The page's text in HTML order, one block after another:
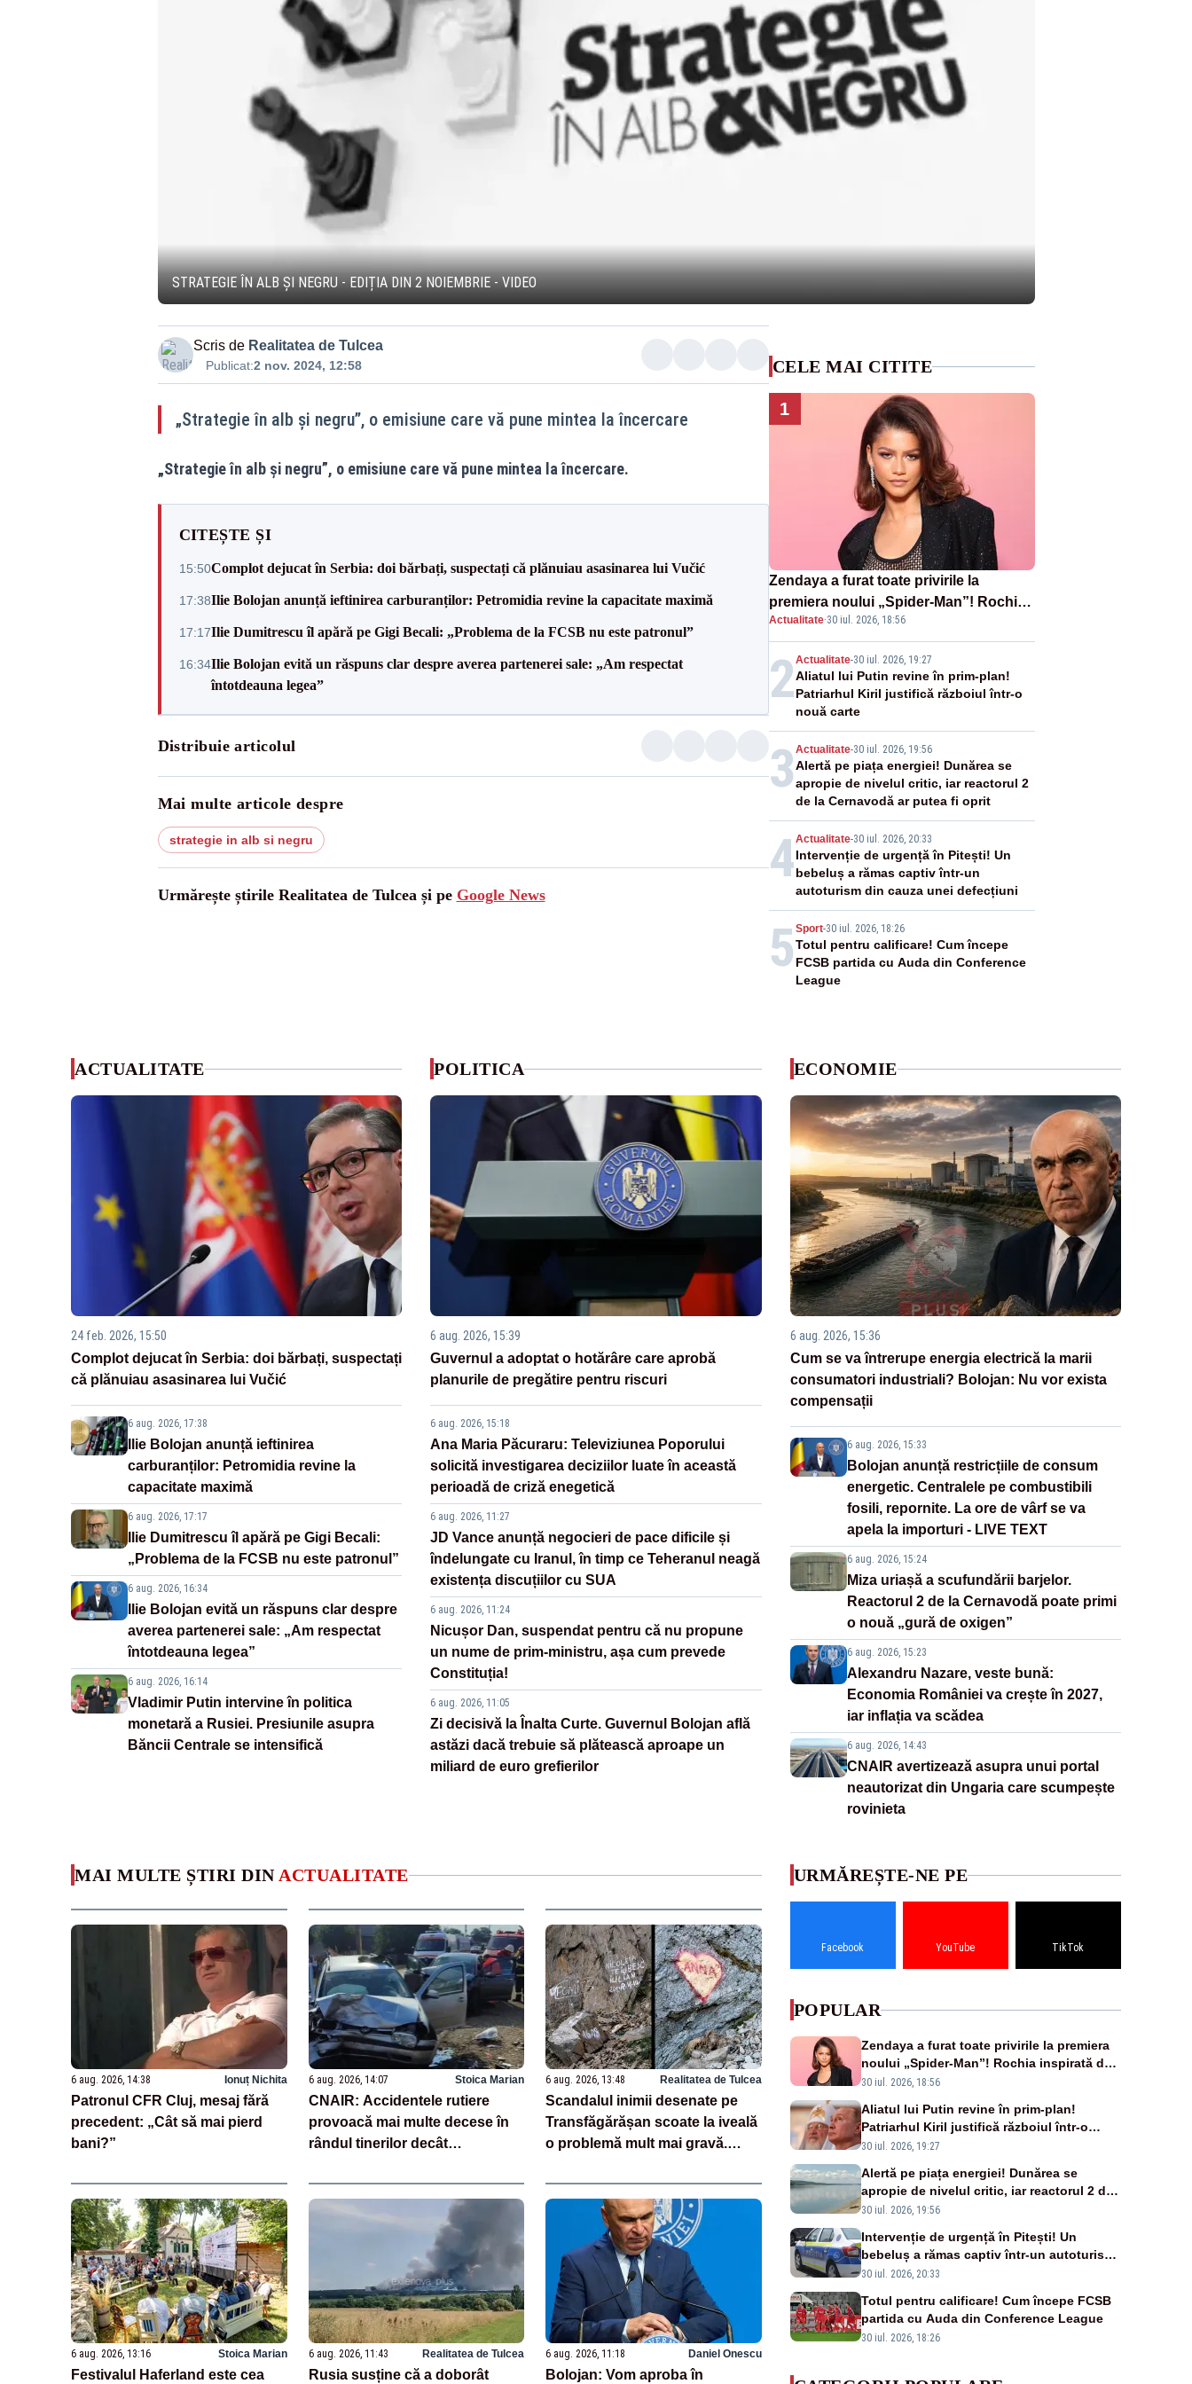
STRATEGIE ÎN ALB ȘI NEGRU - EDIȚIA DIN 2 NOIEMBRIE - VIDEO
Scris de Realitatea de Tulcea
Publicat:2 nov. 2024, 12:58
„Strategie în alb și negru”, o emisiune care vă pune mintea la încercare
„Strategie în alb și negru”, o emisiune care vă pune mintea la încercare.
CITEȘTE ȘI
15:50Complot dejucat în Serbia: doi bărbați, suspectați că plănuiau asasinarea lui Vučić
17:38Ilie Bolojan anunță ieftinirea carburanților: Petromidia revine la capacitate maximă
17:17Ilie Dumitrescu îl apără pe Gigi Becali: „Problema de la FCSB nu este patronul”
16:34Ilie Bolojan evită un răspuns clar despre averea partenerei sale: „Am respectat
întotdeauna legea”
Distribuie articolul
Mai multe articole despre
strategie in alb si negru
Urmărește știrile Realitatea de Tulcea și pe Google News
CELE MAI CITITE
1
Zendaya a furat toate privirile la
premiera noului „Spider-Man”! Rochia
inspirată de pânza de păianjen a făcut
senzație
Actualitate·30 iul. 2026, 18:56
2Actualitate-30 iul. 2026, 19:27
Aliatul lui Putin revine în prim-plan!
Patriarhul Kiril justifică războiul într-o
nouă carte
3 Actualitate-30 iul. 2026, 19:56
Alertă pe piața energiei! Dunărea se
apropie de nivelul critic, iar reactorul 2
de la Cernavodă ar putea fi oprit
4Actualitate-30 iul. 2026, 20:33
Intervenție de urgență în Pitești! Un
bebeluș a rămas captiv într-un
autoturism din cauza unei defecțiuni
5 Sport-30 iul. 2026, 18:26
Totul pentru calificare! Cum începe
FCSB partida cu Auda din Conference
League
ACTUALITATE
24 feb. 2026, 15:50
Complot dejucat în Serbia: doi bărbați, suspectați
că plănuiau asasinarea lui Vučić
6 aug. 2026, 17:38
Ilie Bolojan anunță ieftinirea
carburanților: Petromidia revine la
capacitate maximă
6 aug. 2026, 17:17
Ilie Dumitrescu îl apără pe Gigi Becali:
„Problema de la FCSB nu este patronul”
6 aug. 2026, 16:34
Ilie Bolojan evită un răspuns clar despre
averea partenerei sale: „Am respectat
întotdeauna legea”
6 aug. 2026, 16:14
Vladimir Putin intervine în politica
monetară a Rusiei. Presiunile asupra
Băncii Centrale se intensifică
POLITICA
6 aug. 2026, 15:39
Guvernul a adoptat o hotărâre care aprobă
planurile de pregătire pentru riscuri
6 aug. 2026, 15:18
Ana Maria Păcuraru: Televiziunea Poporului
solicită investigarea deciziilor luate în această
perioadă de criză enegetică
6 aug. 2026, 11:27
JD Vance anunță negocieri de pace dificile și
îndelungate cu Iranul, în timp ce Teheranul neagă
existența discuțiilor cu SUA
6 aug. 2026, 11:24
Nicușor Dan, suspendat pentru că nu propune
un nume de prim-ministru, așa cum prevede
Constituția!
6 aug. 2026, 11:05
Zi decisivă la Înalta Curte. Guvernul Bolojan află
astăzi dacă trebuie să plătească aproape un
miliard de euro grefierilor
ECONOMIE
6 aug. 2026, 15:36
Cum se va întrerupe energia electrică la marii
consumatori industriali? Bolojan: Nu vor exista
compensații
6 aug. 2026, 15:33
Bolojan anunță restricțiile de consum
energetic. Centralele pe combustibili
fosili, repornite. La ore de vârf se va
apela la importuri - LIVE TEXT
6 aug. 2026, 15:24
Miza uriașă a scufundării barjelor.
Reactorul 2 de la Cernavodă poate primi
o nouă „gură de oxigen”
6 aug. 2026, 15:23
Alexandru Nazare, veste bună:
Economia României va crește în 2027,
iar inflația va scădea
6 aug. 2026, 14:43
CNAIR avertizează asupra unui portal
neautorizat din Ungaria care scumpește
rovinieta
MAI MULTE ȘTIRI DIN ACTUALITATE
6 aug. 2026, 14:38 Ionuț Nichita
Patronul CFR Cluj, mesaj fără
precedent: „Cât să mai pierd
bani?”
6 aug. 2026, 14:07 Stoica Marian
CNAIR: Accidentele rutiere
provoacă mai multe decese în
rândul tinerilor decât
6 aug. 2026, 13:48 Realitatea de Tulcea
Scandalul inimii desenate pe
Transfăgărășan scoate la iveală
o problemă mult mai gravă.
izolat”
6 aug. 2026, 13:16 Stoica Marian
Festivalul Haferland este cea
6 aug. 2026, 11:43 Realitatea de Tulcea
Rusia susține că a doborât
6 aug. 2026, 11:18 Daniel Onescu
Bolojan: Vom aproba în
URMĂREȘTE-NE PE
Facebook YouTube TikTok
POPULAR
Zendaya a furat toate privirile la premiera
noului „Spider-Man”! Rochia inspirată de
pânza de păianjen a făcut senzație
30 iul. 2026, 18:56
Aliatul lui Putin revine în prim-plan!
Patriarhul Kiril justifică războiul într-o
nouă carte
30 iul. 2026, 19:27
Alertă pe piața energiei! Dunărea se
apropie de nivelul critic, iar reactorul 2 de
la Cernavodă ar putea fi oprit
30 iul. 2026, 19:56
Intervenție de urgență în Pitești! Un
bebeluș a rămas captiv într-un autoturism
din cauza unei defecțiuni
30 iul. 2026, 20:33
Totul pentru calificare! Cum începe FCSB
partida cu Auda din Conference League
30 iul. 2026, 18:26